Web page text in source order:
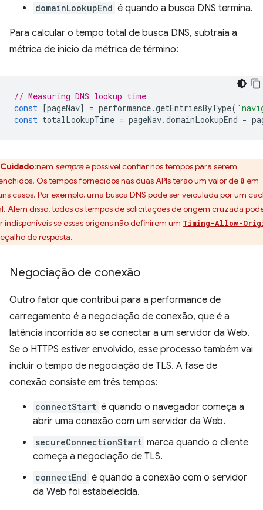
domainLookupEnd é quando a busca DNS termina.
Para calcular o tempo total de busca DNS, subtraia a
métrica de início da métrica de término:
// Measuring DNS lookup time
const
[pageNav] = performance.getEntriesByType(
const totalLookupTime = pageNav.domainLookupEnd -
Cuidado:nem sempreé possível confiar nos tempos para serem
Os tempos fornecidos nas duas APIs terão um valor de 0 em
casos. Por exemplo, uma busca DNS pode ser veiculada por um
Além disso, todos os tempos de solicitações de origem cruzada
indisponíveis se essas origens não definirem um Timing-Allow-
de resposta.
Negociação de conexão
Outro fator que contribui para a performance de
carregamento é a negociação de conexão, que é a
latência incorrida ao se conectar a um servidor da Web.
Se o HTTPS estiver envolvido, esse processo também vai
incluir o tempo de negociação de TLS. A fase de
conexão consiste em três tempos:
connectStart é quando o navegador começa a
abrir uma conexão com um servidor da Web.
secureConnectionStart marca quando o cliente
começa a negociação de TLS.
connectEnd é quando a conexão com o servidor
da Web foi estabelecida.